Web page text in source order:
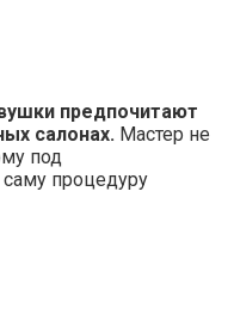
предпочитают
салонах. Мастер не
под
процедуру